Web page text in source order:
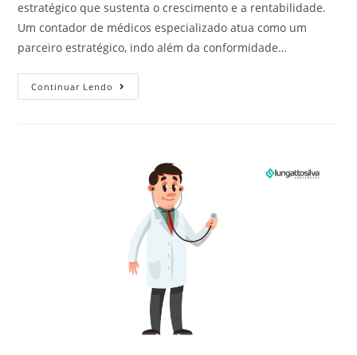
estratégico que sustenta o crescimento e a rentabilidade.
Um contador de médicos especializado atua como um
parceiro estratégico, indo além da conformidade…
Continuar Lendo